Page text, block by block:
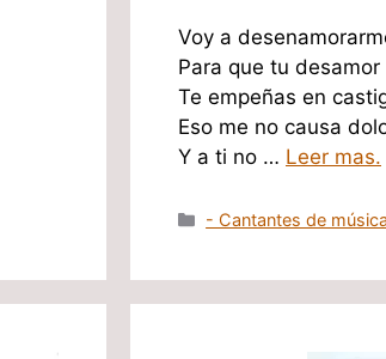
Voy a
Para que tu
Te empeñas en
Eso me no causa
Y a ti no … Leer mas.
Categorías
- Cantantes de